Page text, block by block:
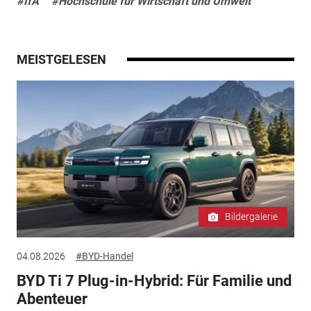
MEISTGELESEN
Bildergalerie
04.08.2026 #BYD-Handel
BYD Ti 7 Plug-in-Hybrid: Für Familie und
Abenteuer